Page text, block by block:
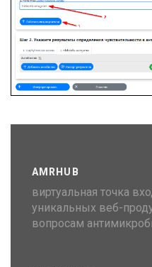
AMRHUB
виртуальная точка
уникальных веб-
вопросам